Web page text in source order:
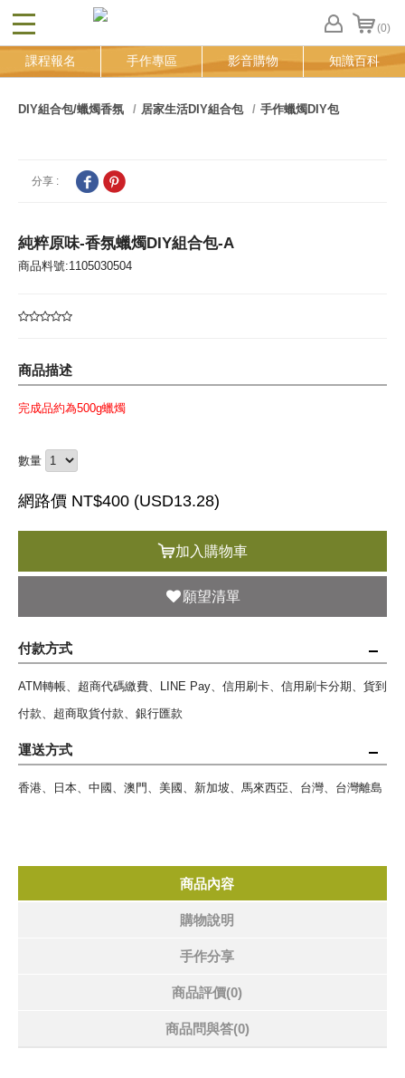
CLOSE (0)
FB
登
追
課程報名 手作專區 影音購物 知識百科
DIY組合包/蠟燭香氛 居家生活DIY組合包 手作蠟燭DIY包
分享 :
純粹原味-香氛蠟燭DIY組合包-A
商品料號:1105030504
商品描述
完成品約為500g蠟燭
數量
網路價 NT$400 (USD13.28)
加入購物車
願望清單
付款方式
ATM轉帳、超商代碼繳費、LINE Pay、信用刷卡、信用刷卡分期、貨到
付款、超商取貨付款、銀行匯款
運送方式
香港、日本、中國、澳門、美國、新加坡、馬來西亞、台灣、台灣離島
商品內容
購物說明
手作分享
商品評價(0)
商品問與答(0)